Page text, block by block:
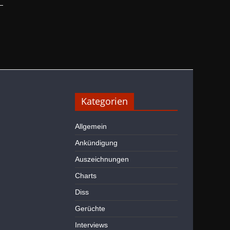
Kategorien
Allgemein
Ankündigung
Auszeichnungen
Charts
Diss
Gerüchte
Interviews